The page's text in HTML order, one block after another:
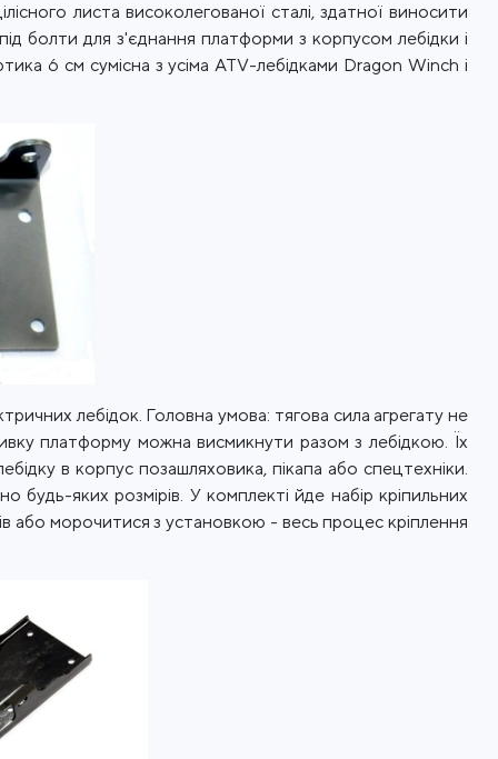
листа високолегованої сталі, здатної виносити
болти для з'єднання платформи з корпусом лебідки і
6 см сумісна з усіма ATV-лебідками Dragon Winch і
лебідок. Головна умова: тягова сила агрегату не
платформу можна висмикнути разом з лебідкою. Їх
в корпус позашляховика, пікапа або спецтехніки.
яких розмірів. У комплекті йде набір кріпильних
або морочитися з установкою - весь процес кріплення